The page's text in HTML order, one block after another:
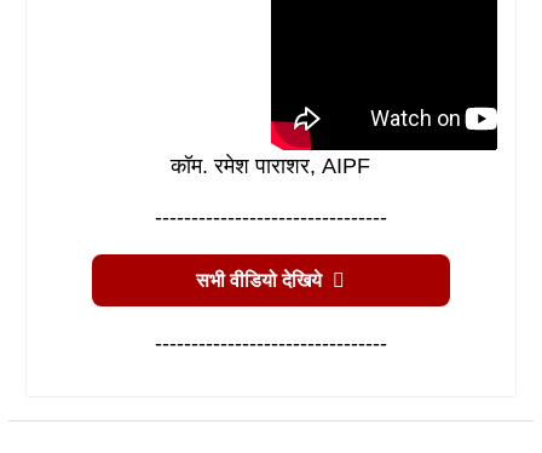
कॉम. रमेश पाराशर, AIPF
--------------------------------
सभी वीडियो देखिये
--------------------------------